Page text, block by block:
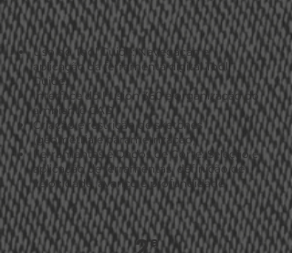
Uso do Tool Guide: Navegação e
aplicação da ferramenta digital Tool
Guide.
Interface do Fusion 360 e organização do
ambiente CAD
Criação e restrição de sketches
(geometria e parametrização)
Ferramentas e Dados de Corte: Seleção e
aplicação de ferramentas, definição de
velocidade, avanço e profundidade.